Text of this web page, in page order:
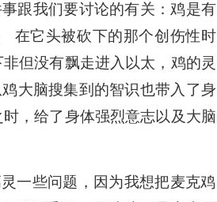
跟我们要讨论的有关：鸡是有
在它头被砍下的那个创伤性时
但没有飘走进入以太，鸡的灵
大脑搜集到的智识也带入了身
，给了身体强烈意志以及大脑
一些问题，因为我想把麦克鸡